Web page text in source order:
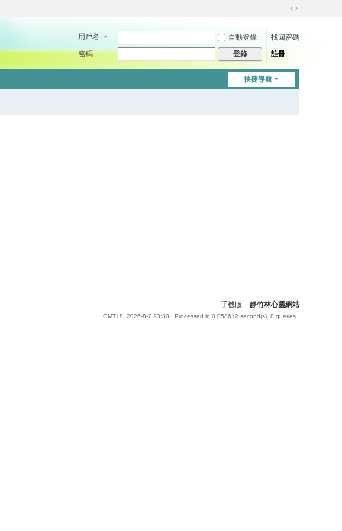
切
到
用戶名 自動登錄
找回密碼
密碼
登錄 註冊
快捷導航
手機版 靜竹林心靈網站
GMT+8, 2026-8-7 23:30 , Processed in 0.058612 second(s), 8 queries .